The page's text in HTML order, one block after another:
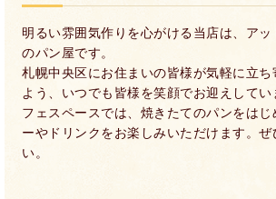
明るい雰囲気作りを心がける当店は、アッ
のパン屋です。
札幌中央区にお住まいの皆様が気軽に立ち
よう、いつでも皆様を笑顔でお迎えしてい
フェスペースでは、焼きたてのパンをはじ
ーやドリンクをお楽しみいただけます。ぜ
い。